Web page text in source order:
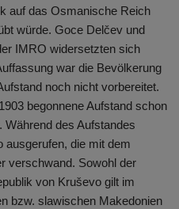
auf das Osmanische Reich
würde. Goce Delčev und
IMRO widersetzten sich
war die Bevölkerung
noch nicht vorbereitet.
begonnene Aufstand schon
Während des Aufstandes
ausgerufen, die mit dem
verschwand. Sowohl der
von Kruševo gilt im
bzw. slawischen Makedonien